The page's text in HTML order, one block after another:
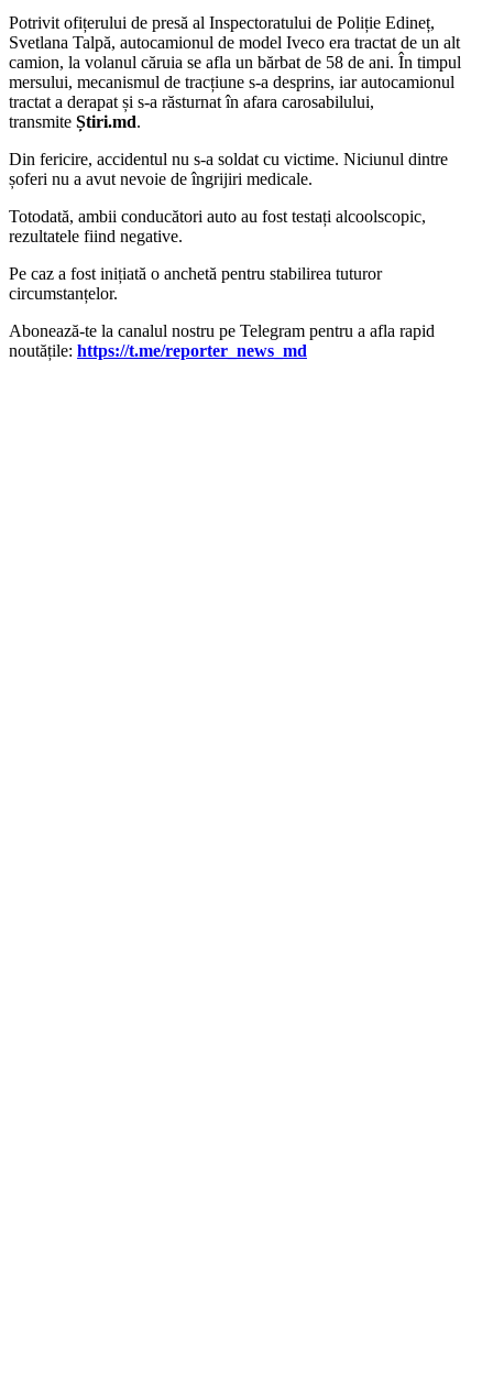
Potrivit ofițerului de presă al Inspectoratului de Poliție Edineț,
Svetlana Talpă, autocamionul de model Iveco era tractat de un alt
camion, la volanul căruia se afla un bărbat de 58 de ani. În timpul
mersului, mecanismul de tracțiune s-a desprins, iar autocamionul
tractat a derapat și s-a răsturnat în afara carosabilului,
transmite Știri.md.
Din fericire, accidentul nu s-a soldat cu victime. Niciunul dintre
șoferi nu a avut nevoie de îngrijiri medicale.
Totodată, ambii conducători auto au fost testați alcoolscopic,
rezultatele fiind negative.
Pe caz a fost inițiată o anchetă pentru stabilirea tuturor
circumstanțelor.
‍Abonează-te la canalul nostru pe Telegram pentru a afla rapid
noutățile: https://t.me/reporter_news_md